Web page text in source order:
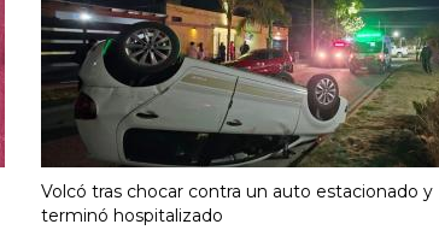
Volcó tras chocar contra un auto estacionado y
terminó hospitalizado